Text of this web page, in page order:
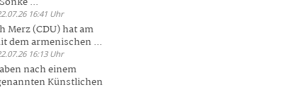
16:41 Uhr
Merz (CDU) hat am
dem armenischen ...
16:13 Uhr
nach einem
Künstlichen